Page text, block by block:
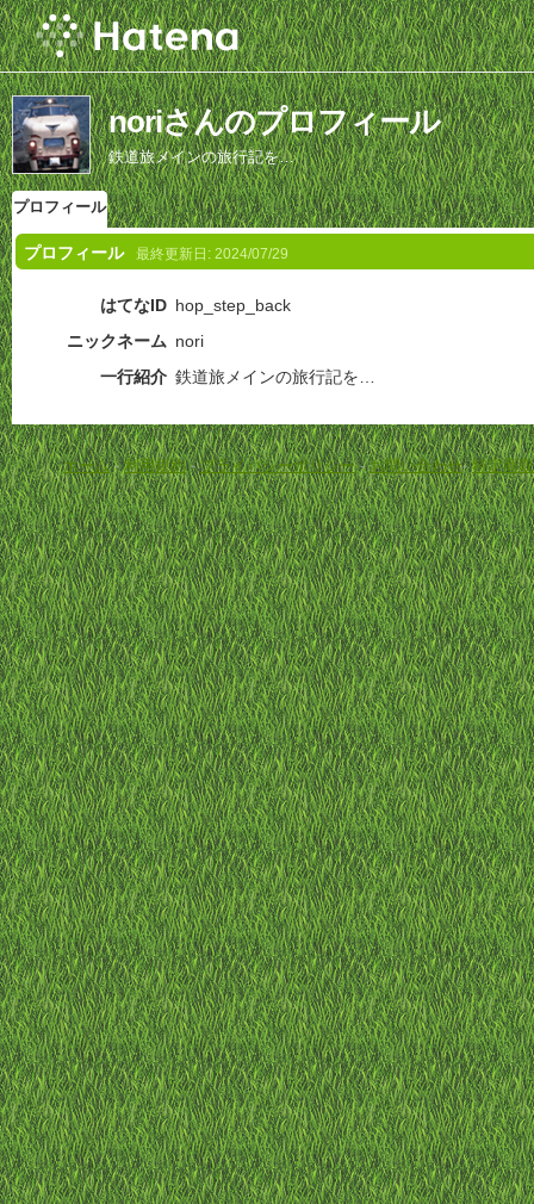
noriさんのプロフィール
鉄道旅メインの旅行記を…
プロフィール
プロフィール 最終更新日: 2024/07/29
はてなID hop_step_back
ニックネーム nori
一行紹介 鉄道旅メインの旅行記を…
ホーム-利用規約-プライバシーポリシー-お問い合わせ-特定商